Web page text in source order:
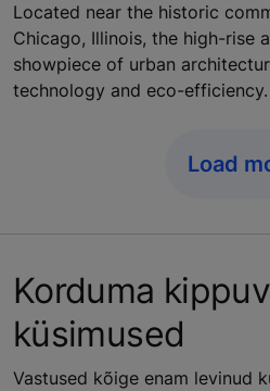
Located near the historic
Chicago, Illinois, the high-rise
showpiece of urban
technology and eco-efficiency.
Load
Korduma
küsimused
Vastused kõige enam levinud